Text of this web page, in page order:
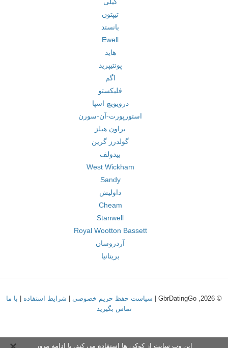
تیپتون
بانستد
Ewell
هاید
پونتیپرید
اگم
فلیکستو
درویویچ اسپا
استورپورت-آن-سورن
براون هیلز
گولدرز گرین
بیدولف
West Wickham
Sandy
داولیش
Cheam
Stanwell
Royal Wootton Bassett
آردروسان
بریتانیا
© 2026, GbrDatingGo | سیاست حفظ حریم خصوصی شرایط استفاده
با ما
تماس بگیرید
این وب سایت از کوکی ها استفاده می کند. با ادامه مرور